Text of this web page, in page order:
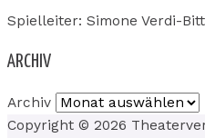
Spielleiter: Simone Verdi-
ARCHIV
Archiv
Copyright © 2026